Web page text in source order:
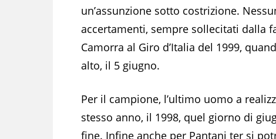
un’assunzione sotto costrizione.
accertamenti, sempre sollecitati dalla
Camorra al Giro d’Italia del 1999,
alto, il 5 giugno.
Per il campione, l’ultimo uomo a
stesso anno, il 1998, quel giorno di
fine. Infine anche per Pantani ter si